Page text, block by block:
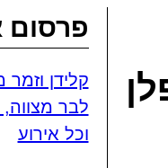
פרסום
קלידן
לבר מצווה,
וכל אירוע